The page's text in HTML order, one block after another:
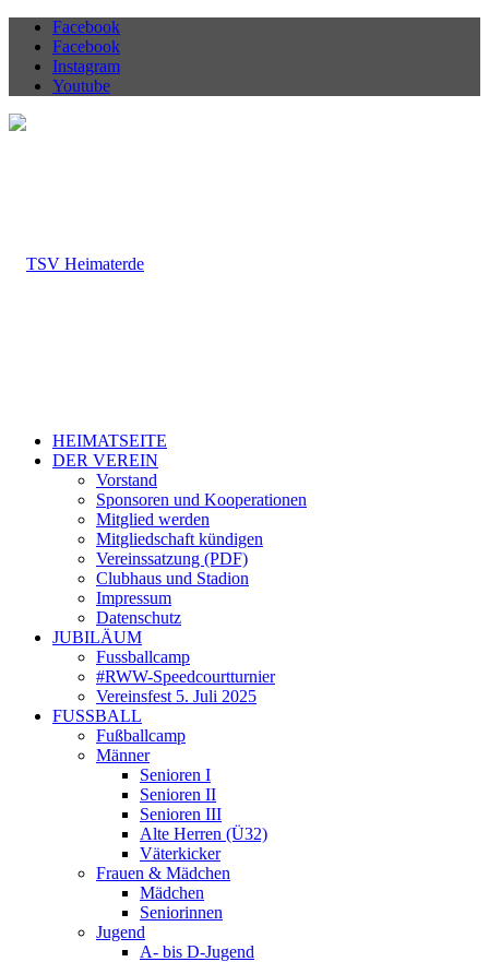
Facebook
Facebook
Instagram
Youtube
HEIMATSEITE
DER VEREIN
Vorstand
Sponsoren und Kooperationen
Mitglied werden
Mitgliedschaft kündigen
Vereinssatzung (PDF)
Clubhaus und Stadion
Impressum
Datenschutz
JUBILÄUM
Fussballcamp
#RWW-Speedcourtturnier
Vereinsfest 5. Juli 2025
FUSSBALL
Fußballcamp
Männer
Senioren I
Senioren II
Senioren III
Alte Herren (Ü32)
Väterkicker
Frauen & Mädchen
Mädchen
Seniorinnen
Jugend
A- bis D-Jugend